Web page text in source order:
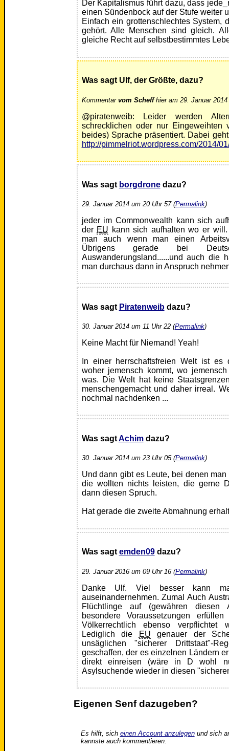
Der Kapitalismus führt dazu, dass
einen Sündenbock auf der Stufe weiter
Einfach ein grottenschlechtes System,
gehört. Alle Menschen sind gleich.
gleiche Recht auf selbstbestimmtes
Was sagt Ulf, der Größte, dazu?
Kommentar vom Scheffhier am 29. Januar 2014
@piratenweib: Leider werden
schrecklichen oder nur Eingeweihten
beides) Sprache präsentiert. Dabei
http://pimmelriot.wordpress.com/2014/
Was sagt borgdronedazu?
29. Januar 2014 um 20 Uhr 57 (Permalink)
jeder im Commonwealth kann sich
der EU kann sich aufhalten wo er
man auch wenn man einen
Übrigens gerade bei
Auswanderungsland......und auch die
man durchaus dann in Anspruch
Was sagt Piratenweibdazu?
30. Januar 2014 um 11 Uhr 22 (Permalink)
Keine Macht für Niemand! Yeah!
In einer herrschaftsfreien Welt ist
woher jemensch kommt, wo
was. Die Welt hat keine
menschengemacht und daher irreal.
nochmal nachdenken ...
Was sagtAchimdazu?
30. Januar 2014 um 23 Uhr 05 (Permalink)
Und dann gibt es Leute, bei denen
die wollten nichts leisten, die gerne
dann diesen Spruch.
Hat gerade die zweite Abmahnung
Was sagt emden09dazu?
29. Januar 2016 um 09 Uhr 16 (Permalink)
Danke Ulf. Viel besser kann
auseinandernehmen. Zumal Auch
Flüchtlinge auf (gewähren
besondere Voraussetzungen
Völkerrechtlich ebenso
Lediglich die
EU genauer der
unsäglichen "sicherer Drittstaat"-
geschaffen, der es einzelnen Ländern
direkt einreisen (wäre in D wohl
Asylsuchende wieder in diesen
Eigenen Senf dazugeben?
Es hilft, sich einen Account anzulegenund sich
kannste auch kommentieren.